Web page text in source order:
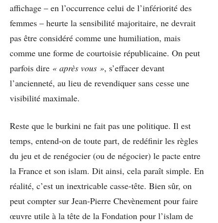
affichage – en l’occurrence celui de l’infériorité des
femmes – heurte la sensibilité majoritaire, ne devrait
pas être considéré comme une humiliation, mais
comme une forme de courtoisie républicaine. On peut
parfois dire « après vous », s’effacer devant
l’ancienneté, au lieu de revendiquer sans cesse une
visibilité maximale.
Reste que le burkini ne fait pas une politique. Il est
temps, entend-on de toute part, de redéfinir les règles
du jeu et de renégocier (ou de négocier) le pacte entre
la France et son islam. Dit ainsi, cela paraît simple. En
réalité, c’est un inextricable casse-tête. Bien sûr, on
peut compter sur Jean-Pierre Chevènement pour faire
œuvre utile à la tête de la Fondation pour l’islam de